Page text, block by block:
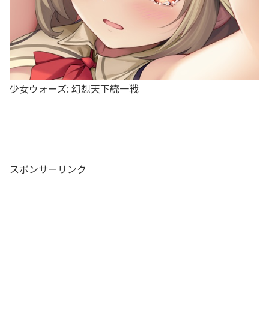
少女ウォーズ: 幻想天下統一戦
スポンサーリンク